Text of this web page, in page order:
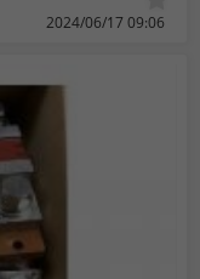
2024/06/17 09:06